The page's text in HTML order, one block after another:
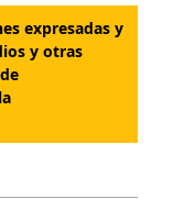
expresadas y
y otras